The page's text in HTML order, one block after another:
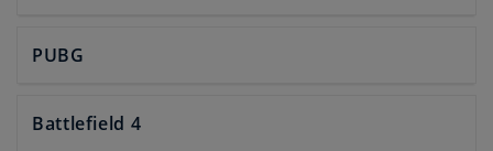
PUBG
Battlefield 4